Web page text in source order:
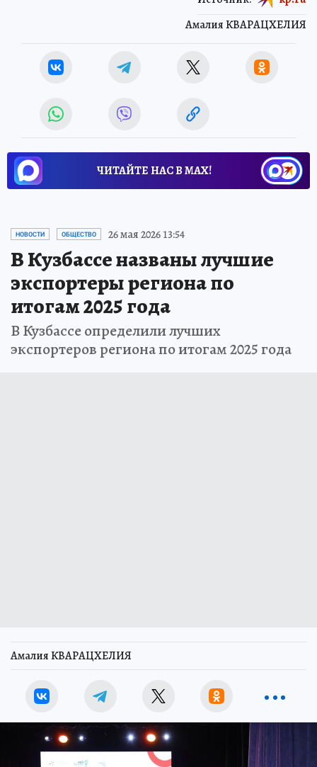
Амалия КВАРАЦХЕЛИЯ
ЧИТАЙТЕ НАС В МАХ!
НОВОСТИ ОБЩЕСТВО 26 мая 2026 13:54
В Кузбассе названы лучшие
экспортеры региона по
итогам 2025 года
В Кузбассе определили лучших
экспортеров региона по итогам 2025 года
Амалия КВАРАЦХЕЛИЯ